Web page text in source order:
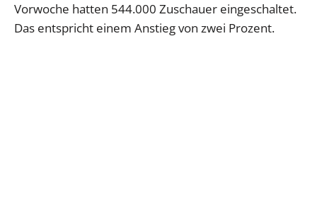
Vorwoche hatten 544.000 Zuschauer eingeschaltet.
Das entspricht einem Anstieg von zwei Prozent.